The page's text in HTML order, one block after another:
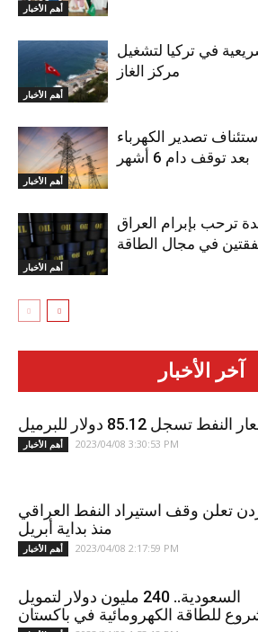
أهم الأخبار
أهم الأخبار
في تركيا لتشغيل
مركز الغاز
أهم الأخبار
تصدير الكهرباء
بعد توقف دام 6 أشهر
أهم الأخبار
ترحب بإبرام العراق
في مجال الطاقة
آخر الأخبار
النفط تسجل 85.12 دولار للبرميل
أهم الأخبار 2023/04/08 3:30:53 PM
تعلن وقف استيراد النفط العراقي
منذ بداية أبريل
أهم الأخبار 2023/04/08 2:17:59 PM
السعودية.. 240 مليون دولار لتمويل
للطاقة الكهرومائية في باكستان